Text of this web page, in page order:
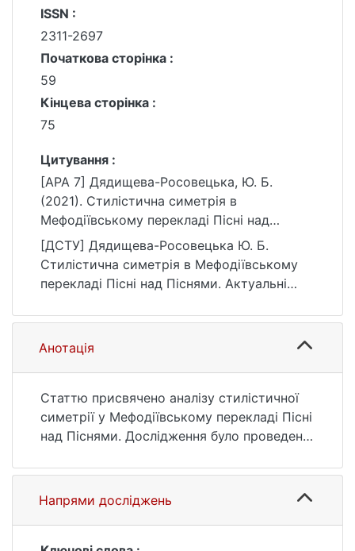
ISSN :
2311-2697
Початкова сторінка :
59
Кінцева сторінка :
75
Цитування :
[APA 7] Дядищева-Росовецька, Ю. Б.
(2021). Стилістична симетрія в
Мефодіївському перекладі Пісні над
Піснями. Актуальні проблеми української
лінгвістики: теорія і практика, (43), 59–75.
https://doi.org/10.17721/APULTP.2021.43.59-
[ДСТУ] Дядищева-Росовецька Ю. Б.
Стилістична симетрія в Мефодіївському
перекладі Пісні над Піснями. Актуальні
практика. 2021. № 43. С. 59—75. DOI:
10.17721/APULTP.2021.43.59-75 (дата
звернення: 26.07.2026).
Анотація
Статтю присвячено аналізу стилістичної
симетрії у Мефодіївському перекладі Пісні
над Піснями. Дослідження було проведено
лінгвофольклориста. Обґрунтування
такого підходу полягає в тому, що
йдеться про фольклорний за походженням
Напрями досліджень